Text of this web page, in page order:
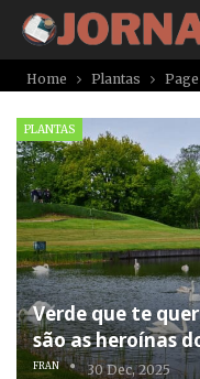
Home Plantas Page
PLANTAS
Verde que te
são as heroínas
FRAN 30 Dec, 2025